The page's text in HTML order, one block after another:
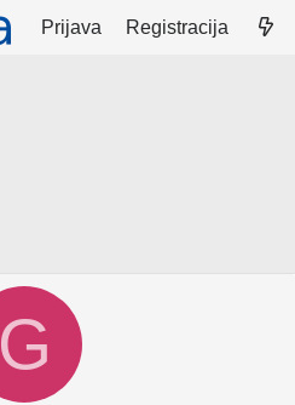
Prijava Registracija
G